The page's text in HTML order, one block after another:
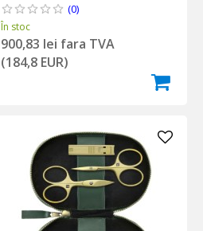
(0)
În stoc
900,83 lei fara TVA
(184,8 EUR)